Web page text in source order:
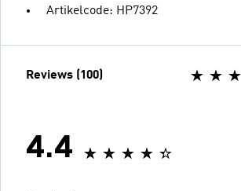
Artikelcode: HP7392
Reviews (100)
4.4